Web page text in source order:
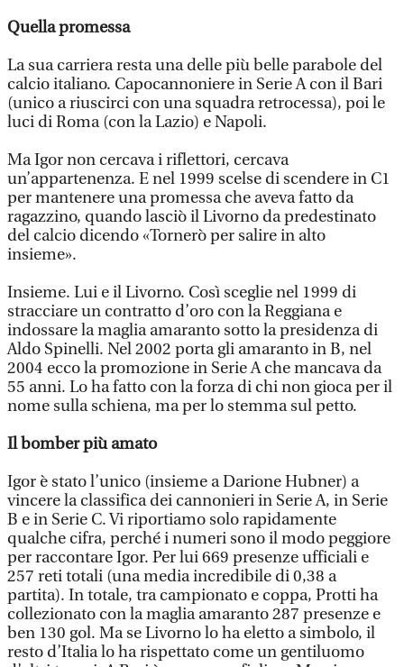
Quella promessa
La sua carriera resta una delle più belle parabole del
calcio italiano. Capocannoniere in Serie A con il Bari
(unico a riuscirci con una squadra retrocessa), poi le
luci di Roma (con la Lazio) e Napoli.
Ma Igor non cercava i riflettori, cercava
un’appartenenza. E nel 1999 scelse di scendere in C1
per mantenere una promessa che aveva fatto da
ragazzino, quando lasciò il Livorno da predestinato
del calcio dicendo «Tornerò per salire in alto
insieme».
Insieme. Lui e il Livorno. Così sceglie nel 1999 di
stracciare un contratto d’oro con la Reggiana e
indossare la maglia amaranto sotto la presidenza di
Aldo Spinelli. Nel 2002 porta gli amaranto in B, nel
2004 ecco la promozione in Serie A che mancava da
55 anni. Lo ha fatto con la forza di chi non gioca per il
nome sulla schiena, ma per lo stemma sul petto.
Il bomber più amato
Igor è stato l’unico (insieme a Darione Hubner) a
vincere la classifica dei cannonieri in Serie A, in Serie
B e in Serie C. Vi riportiamo solo rapidamente
qualche cifra, perché i numeri sono il modo peggiore
per raccontare Igor. Per lui 669 presenze ufficiali e
257 reti totali (una media incredibile di 0,38 a
partita). In totale, tra campionato e coppa, Protti ha
collezionato con la maglia amaranto 287 presenze e
ben 130 gol. Ma se Livorno lo ha eletto a simbolo, il
resto d’Italia lo ha rispettato come un gentiluomo